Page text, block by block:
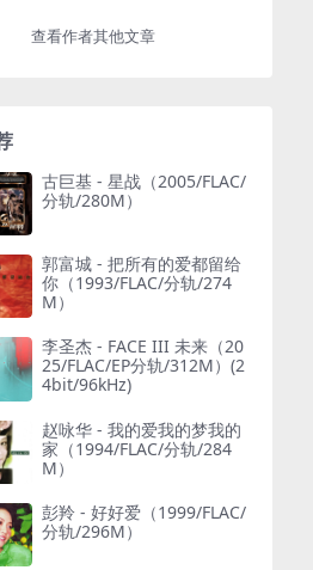
查看作者其他文章
古巨基 - 星战（2005/FLAC/
分轨/280M）
郭富城 - 把所有的爱都留给
你（1993/FLAC/分轨/274
M）
李圣杰 - FACE III 未来（20
25/FLAC/EP分轨/312M）(2
4bit/96kHz)
赵咏华 - 我的爱我的梦我的
家（1994/FLAC/分轨/284
M）
彭羚 - 好好爱（1999/FLAC/
分轨/296M）